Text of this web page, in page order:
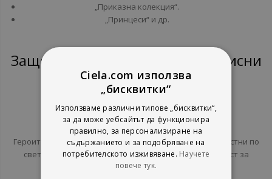
„Приказна колекция“.
„Принцеси“ и др.
Защо да изберем книгите на Дисни
1. Популярността на героите
Героите на Дисни са обичани от милиони деца и възрастни по
света. Изборът на книги с тях предоставя възможност за
вълнуващо и забавно четене.
Ciela.com използва
„бисквитки“
Използваме различни типове „бисквитки“,
за да може уебсайтът да функционира
правилно, за персонализиране на
съдържанието и за подобряване на
потребителското изживяване. Научете
повече тук.